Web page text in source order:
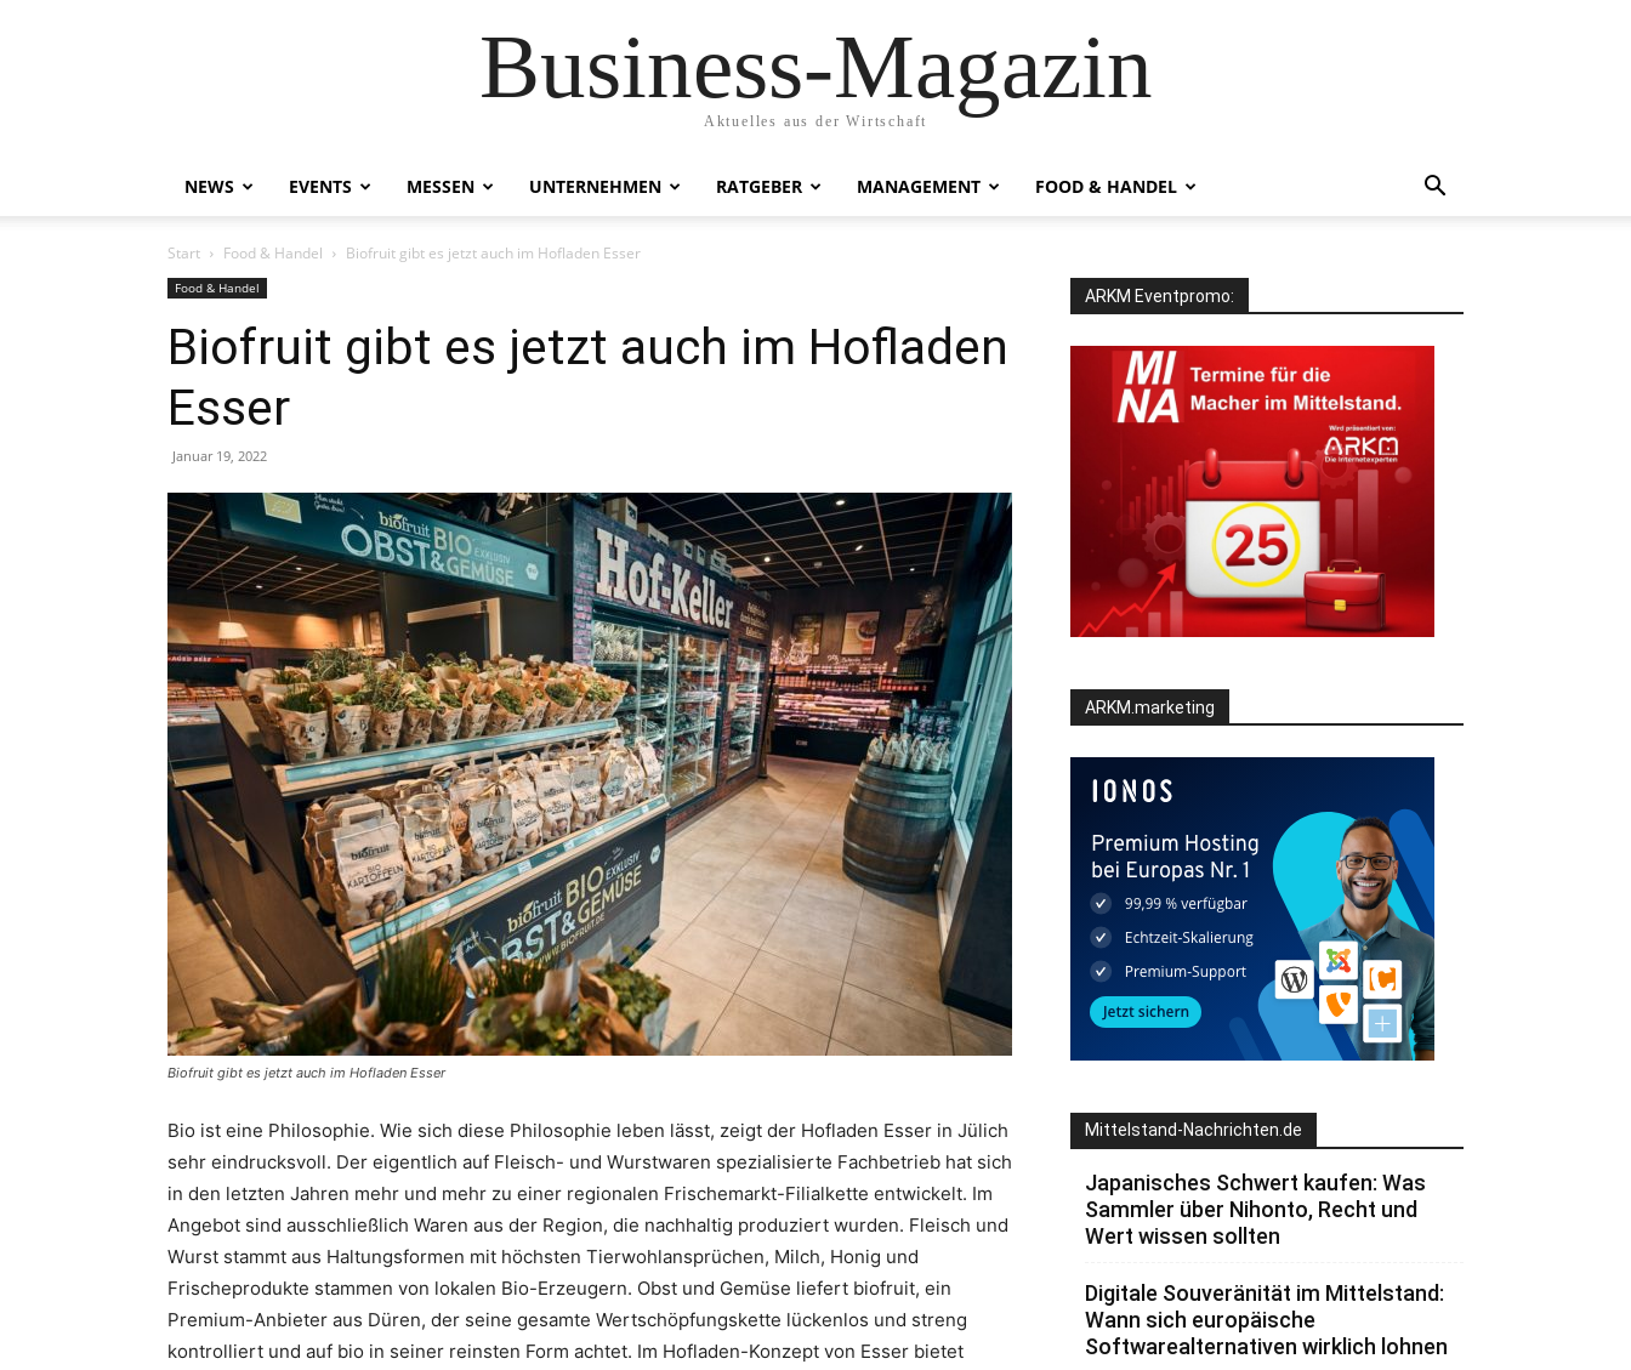
Business-Magazin
Aktuelles aus der Wirtschaft
NEWS EVENTS MESSEN UNTERNEHMEN RATGEBER MANAGEMENT FOOD & HANDEL
Start Food & Handel Biofruit gibt es jetzt auch im Hofladen Esser
Food & Handel
Biofruit gibt es jetzt auch im Hofladen
Esser
Januar 19, 2022
Biofruit gibt es jetzt auch im Hofladen Esser
Bio ist eine Philosophie. Wie sich diese Philosophie leben lässt, zeigt der Hofladen Esser in Jülich
sehr eindrucksvoll. Der eigentlich auf Fleisch- und Wurstwaren spezialisierte Fachbetrieb hat sich
in den letzten Jahren mehr und mehr zu einer regionalen Frischemarkt-Filialkette entwickelt. Im
Angebot sind ausschließlich Waren aus der Region, die nachhaltig produziert wurden. Fleisch und
Wurst stammt aus Haltungsformen mit höchsten Tierwohlansprüchen, Milch, Honig und
Frischeprodukte stammen von lokalen Bio-Erzeugern. Obst und Gemüse liefert biofruit, ein
Premium-Anbieter aus Düren, der seine gesamte Wertschöpfungskette lückenlos und streng
kontrolliert und auf bio in seiner reinsten Form achtet. Im Hofladen-Konzept von Esser bietet
ARKM Eventpromo:
ARKM.marketing
Mittelstand-Nachrichten.de
Japanisches Schwert kaufen: Was
Sammler über Nihonto, Recht und
Wert wissen sollten
Digitale Souveränität im Mittelstand:
Wann sich europäische
Softwarealternativen wirklich lohnen